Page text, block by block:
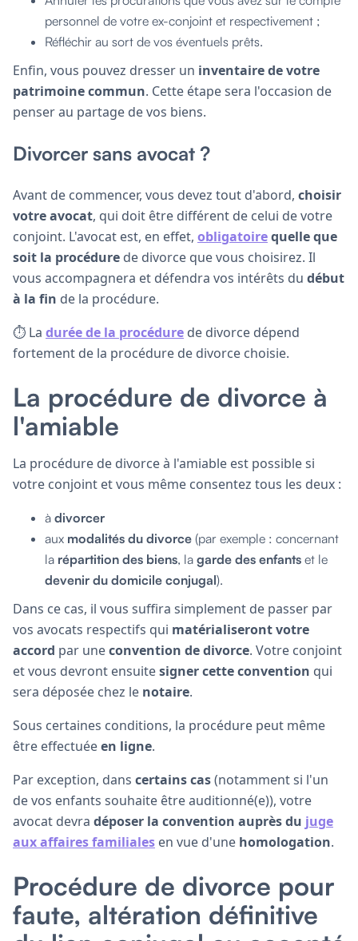
personnel de votre ex-conjoint et respectivement ;
Réfléchir au sort de vos éventuels prêts.
Enfin, vous pouvez dresser un inventaire de votre
patrimoine commun. Cette étape sera l'occasion de
penser au partage de vos biens.
Divorcer sans avocat ?
Avant de commencer, vous devez tout d'abord, choisir
votre avocat, qui doit être différent de celui de votre
conjoint. L'avocat est, en effet, obligatoirequelle que
soit la procédure de divorce que vous choisirez. Il
vous accompagnera et défendra vos intérêts du début
à la fin de la procédure.
⏱️ La durée de la procédure de divorce dépend
fortement de la procédure de divorce choisie.
La procédure de divorce à
l'amiable
La procédure de divorce à l'amiable est possible si
votre conjoint et vous même consentez tous les deux :
à divorcer
aux modalités du divorce (par exemple : concernant
la répartition des biens, la garde des enfants et le
devenir du domicile conjugal).
Dans ce cas, il vous suffira simplement de passer par
vos avocats respectifs qui matérialiseront votre
accord par uneconvention de divorce. Votre conjoint
et vous devront ensuitesigner cette convention qui
sera déposée chez le notaire.
Sous certaines conditions, la procédure peut même
être effectuéeen ligne.
Par exception, dans certains cas(notamment si l'un
de vos enfants souhaite être auditionné(e)), votre
avocat devra déposer la convention auprès du juge
aux affaires familiales en vue d'une homologation.
Procédure de divorce pour
faute, altération définitive